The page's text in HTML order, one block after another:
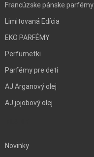
Francúzske pánske parfémy
Limitovaná Edícia
EKO PARFÉMY
Perfumetki
Parfémy pre deti
AJ Arganový olej
AJ jojobový olej
Novinky